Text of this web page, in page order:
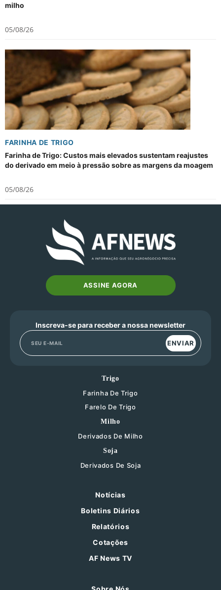
milho
05/08/26
FARINHA DE TRIGO
Farinha de Trigo: Custos mais elevados sustentam reajustes
do derivado em meio à pressão sobre as margens da moagem
05/08/26
ASSINE AGORA
Inscreva-se para receber a nossa newsletter
ENVIAR
Trigo
Farinha De Trigo
Farelo De Trigo
Milho
Derivados De Milho
Soja
Derivados De Soja
Notícias
Boletins Diários
Relatórios
Cotações
AF News TV